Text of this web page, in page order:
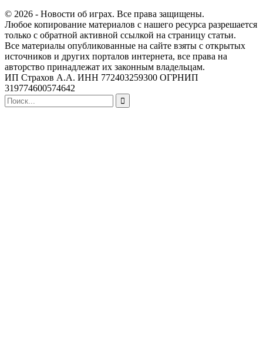
© 2026 - Новости об играх. Все права защищены.
Любое копирование материалов с нашего ресурса разрешается
только с обратной активной ссылкой на страницу статьи.
Все материалы опубликованные на сайте взяты с открытых
источников и других порталов интернета, все права на
авторство принадлежат их законным владельцам.
ИП Страхов А.А. ИНН 772403259300 ОГРНИП
319774600574642